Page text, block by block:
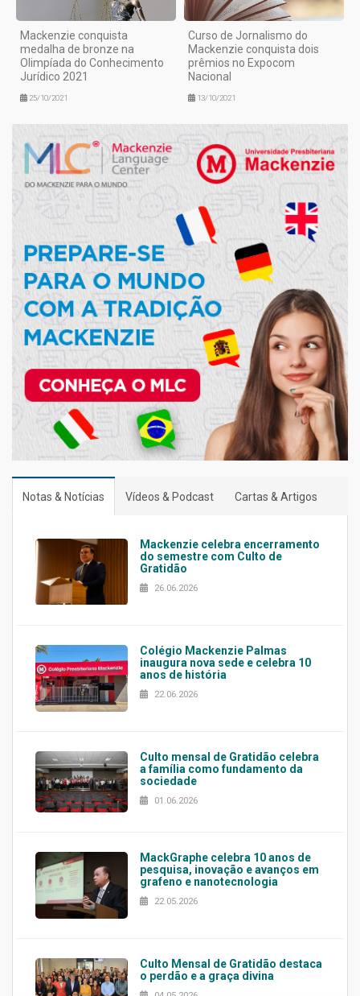
Mackenzie conquista
medalha de bronze na
Olimpíada do Conhecimento
Jurídico 2021
25/10/2021
Curso de Jornalismo do
Mackenzie conquista dois
prêmios no Expocom
Nacional
13/10/2021
Notas & Notícias Vídeos & Podcast Cartas & Artigos
Mackenzie celebra encerramento
do semestre com Culto de
Gratidão
26.06.2026
Colégio Mackenzie Palmas
inaugura nova sede e celebra 10
anos de história
22.06.2026
Culto mensal de Gratidão celebra
a família como fundamento da
sociedade
01.06.2026
MackGraphe celebra 10 anos de
pesquisa, inovação e avanços em
grafeno e nanotecnologia
22.05.2026
Culto Mensal de Gratidão destaca
o perdão e a graça divina